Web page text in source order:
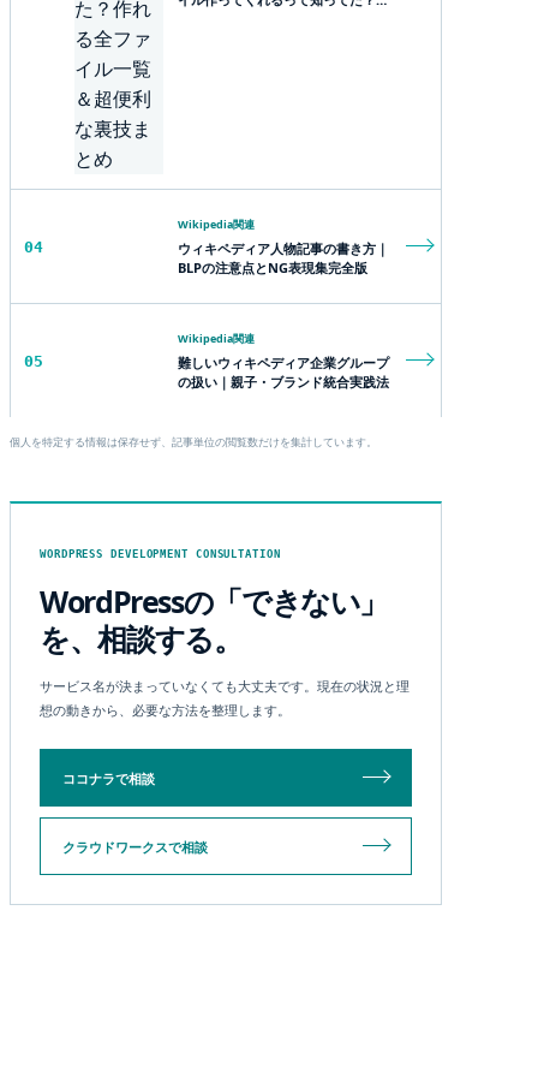
04
Wikipedia関連
ウィキペディア人物記事の書き方｜
BLPの注意点とNG表現集完全版
05
Wikipedia関連
難しいウィキペディア企業グループ
の扱い｜親子・ブランド統合実践法
個人を特定する情報は保存せず、記事単位の閲覧数だけを集計しています。
WORDPRESS DEVELOPMENT CONSULTATION
WordPressの「できない」
を、相談する。
サービス名が決まっていなくても大丈夫です。現在の状況と理
想の動きから、必要な方法を整理します。
ココナラで相談
クラウドワークスで相談